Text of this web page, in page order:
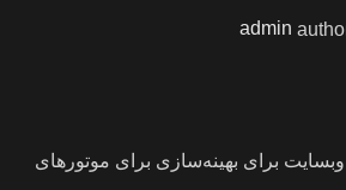
admin